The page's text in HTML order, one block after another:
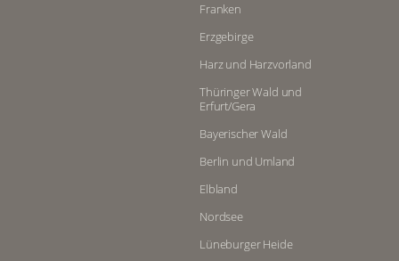
Franken
Erzgebirge
Harz und Harzvorland
Thüringer Wald und
Erfurt/Gera
Bayerischer Wald
Berlin und Umland
Elbland
Nordsee
Lüneburger Heide